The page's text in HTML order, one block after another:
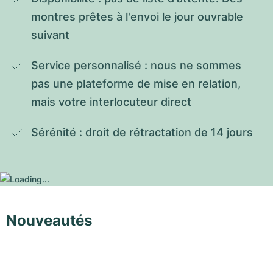
montres prêtes à l'envoi le jour ouvrable
suivant
Service personnalisé : nous ne sommes
pas une plateforme de mise en relation,
mais votre interlocuteur direct
Sérénité : droit de rétractation de 14 jours
Nouveautés